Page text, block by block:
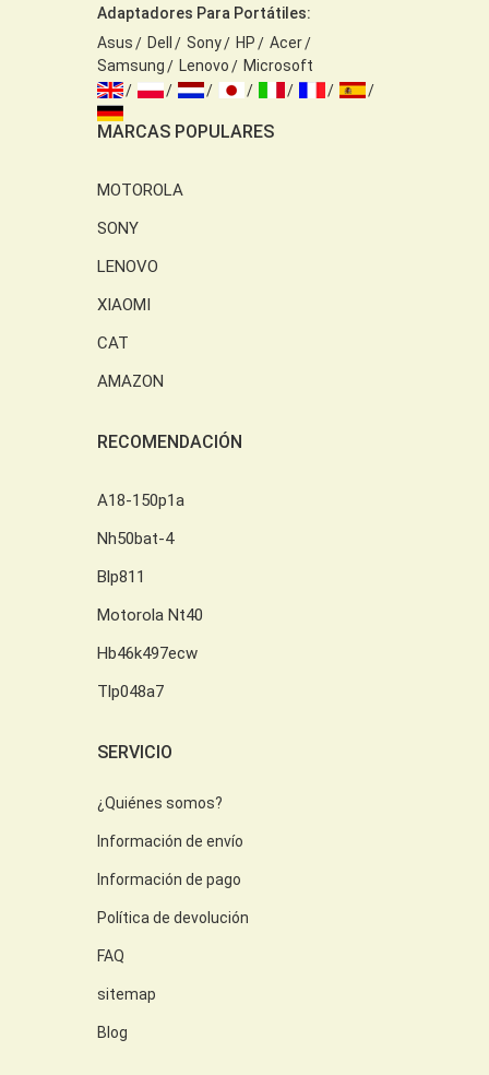
Adaptadores Para Portátiles:
Asus
Dell Sony HP
Acer
Samsung
Lenovo Microsoft
MARCAS POPULARES
MOTOROLA
SONY
LENOVO
XIAOMI
CAT
AMAZON
RECOMENDACIÓN
A18-150p1a
Nh50bat-4
Blp811
Motorola Nt40
Hb46k497ecw
Tlp048a7
SERVICIO
¿Quiénes somos?
Información de envío
Información de pago
Política de devolución
FAQ
sitemap
Blog